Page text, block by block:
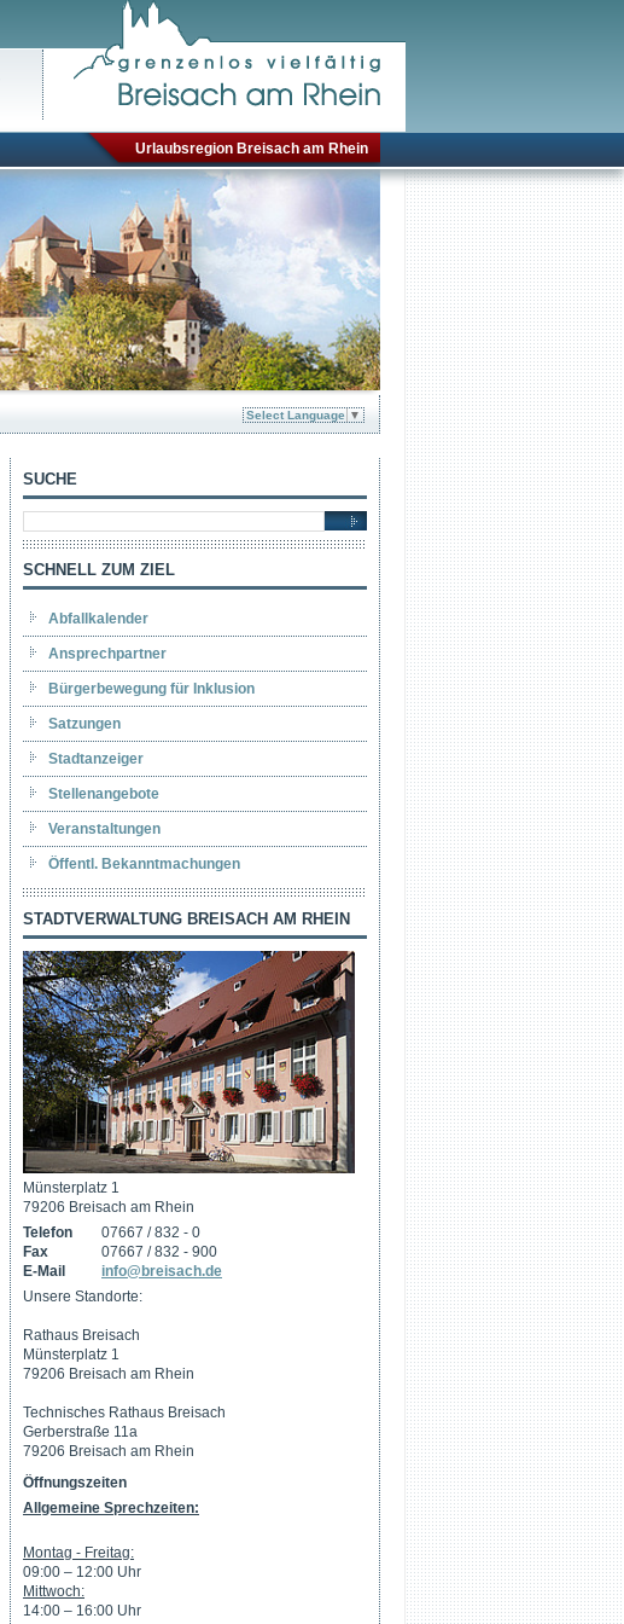
Urlaubsregion Breisach am Rhein
Select Language ▼
SUCHE
SCHNELL ZUM ZIEL
Abfallkalender
Ansprechpartner
Bürgerbewegung für Inklusion
Satzungen
Stadtanzeiger
Stellenangebote
Veranstaltungen
Öffentl. Bekanntmachungen
STADTVERWALTUNG BREISACH AM RHEIN
Münsterplatz 1
79206 Breisach am Rhein
Telefon
07667 / 832 - 0
Fax
07667 / 832 - 900
E-Mail
info@breisach.de
Unsere Standorte:
Rathaus Breisach
Münsterplatz 1
79206 Breisach am Rhein
Technisches Rathaus Breisach
Gerberstraße 11a
79206 Breisach am Rhein
Öffnungszeiten
Allgemeine Sprechzeiten:
Montag - Freitag:
09:00 – 12:00 Uhr
Mittwoch:
14:00 – 16:00 Uhr